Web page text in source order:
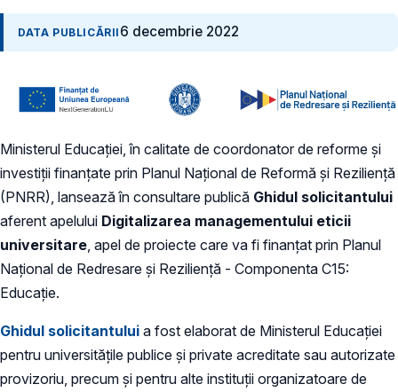
DATA PUBLICĂRII 6 decembrie 2022
Ministerul Educației, în calitate de coordonator de reforme și
investiții finanțate prin Planul Național de Reformă și Reziliență
(PNRR), lansează în consultare publică Ghidul solicitantului
aferent apelului Digitalizarea managementului eticii
universitare , apel de proiecte care va fi finanțat prin Planul
Național de Redresare și Reziliență - Componenta C15:
Educație.
Ghidul solicitantului a fost elaborat de Ministerul Educației
pentru universitățile publice și private acreditate sau autorizate
provizoriu, precum și pentru alte instituții organizatoare de